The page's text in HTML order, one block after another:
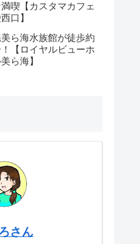
喫【カスタマカフェ
口】
ら海水族館が徒歩約
！【ロイヤルビューホ
ら海】
さん